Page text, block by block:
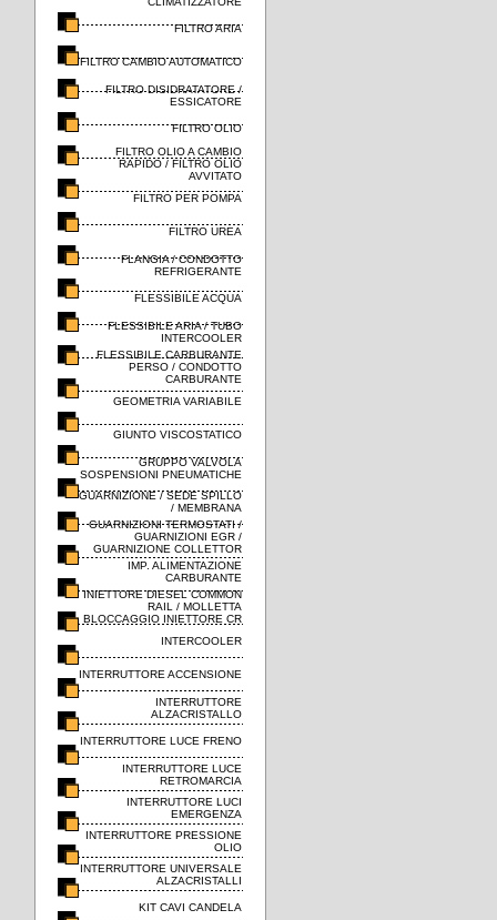
FILTRO ARIA
FILTRO CAMBIO AUTOMATICO
FILTRO DISIDRATATORE /
ESSICATORE
FILTRO OLIO
FILTRO OLIO A CAMBIO
RAPIDO / FILTRO OLIO
AVVITATO
FILTRO PER POMPA
FILTRO UREA
FLANGIA / CONDOTTO
REFRIGERANTE
FLESSIBILE ACQUA
FLESSIBILE ARIA / TUBO
INTERCOOLER
FLESSIBILE CARBURANTE
PERSO / CONDOTTO
CARBURANTE
GEOMETRIA VARIABILE
GIUNTO VISCOSTATICO
GRUPPO VALVOLA
SOSPENSIONI PNEUMATICHE
GUARNIZIONE / SEDE SPILLO
/ MEMBRANA
GUARNIZIONI TERMOSTATI /
GUARNIZIONI EGR /
GUARNIZIONE COLLETTOR
IMP. ALIMENTAZIONE
CARBURANTE
INIETTORE DIESEL COMMON
RAIL / MOLLETTA
BLOCCAGGIO INIETTORE CR
INTERCOOLER
INTERRUTTORE ACCENSIONE
INTERRUTTORE
ALZACRISTALLO
INTERRUTTORE LUCE FRENO
INTERRUTTORE LUCE
RETROMARCIA
INTERRUTTORE LUCI
EMERGENZA
INTERRUTTORE PRESSIONE
OLIO
INTERRUTTORE UNIVERSALE
ALZACRISTALLI
KIT CAVI CANDELA